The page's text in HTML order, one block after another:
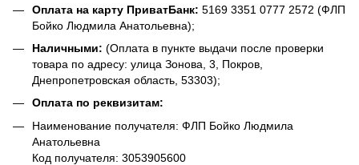
Оплата на карту ПриватБанк: 5169 3351 0777 2572 (ФЛП
Бойко Людмила Анатольевна);
Наличными: (Оплата в пункте выдачи после проверки
товара по адресу: улица Зонова, 3, Покров,
Днепропетровская область, 53303);
Оплата по реквизитам:
Наименование получателя: ФЛП Бойко Людмила
Анатольевна
Код получателя: 3053905600